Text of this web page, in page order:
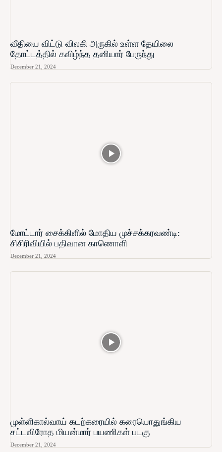
வீதியை விட்டு விலகி அருகில் உள்ள தேயிலை
தோட்டத்தில் கவிழ்ந்த தனியார் பேருந்து
December 21, 2024
மோட்டார் சைக்கிளில் மோதிய முச்சக்கரவண்டி:
சிசிரிவியில் பதிவான காணொளி
December 21, 2024
முள்ளிகால்வாய் கடற்கரையில் கரையொதுங்கிய
சட்டவிரோத மியன்மார் பயணிகள் படகு
December 21, 2024